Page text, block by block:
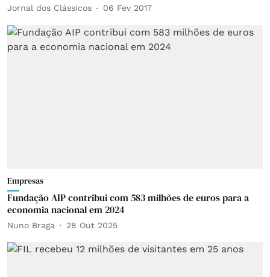
Jornal dos Clássicos 06 Fev 2017
Empresas
Fundação AIP contribui com 583 milhões de euros para a
economia nacional em 2024
Nuno Braga 28 Out 2025